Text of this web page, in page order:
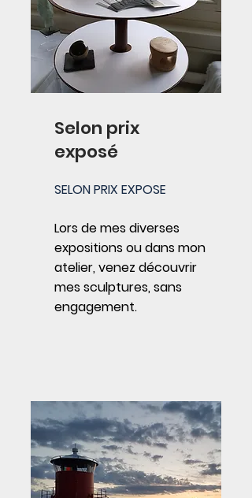
Selon prix
exposé
SELON PRIX EXPOSE
Lors de mes diverses
expositions ou dans mon
atelier, venez découvrir
mes sculptures, sans
engagement.